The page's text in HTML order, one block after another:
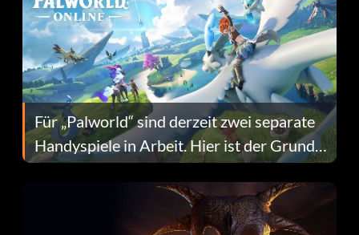
Für „Palworld“ sind derzeit zwei separate
Handyspiele in Arbeit. Hier ist der Grund
dafür.